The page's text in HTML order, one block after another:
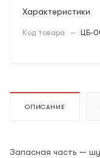
Характеристики
Код товара — ЦБ-
ОПИСАНИЕ
Запасная часть —